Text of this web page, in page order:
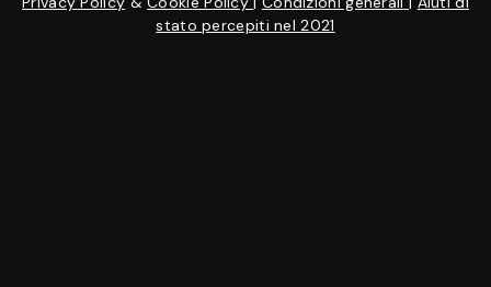
stato percepiti nel 2021